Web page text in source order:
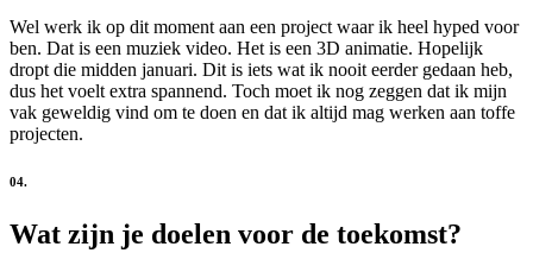
Wel werk ik op dit moment aan een project waar ik heel hyped voor
ben. Dat is een muziek video. Het is een 3D animatie. Hopelijk
dropt die midden januari. Dit is iets wat ik nooit eerder gedaan heb,
dus het voelt extra spannend. Toch moet ik nog zeggen dat ik mijn
vak geweldig vind om te doen en dat ik altijd mag werken aan toffe
projecten.
04.
Wat zijn je doelen voor de toekomst?